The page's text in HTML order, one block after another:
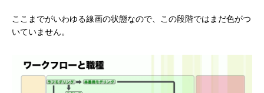
ここまでがいわゆる線画の状態なので、この段階ではまだ色がつ
いていません。